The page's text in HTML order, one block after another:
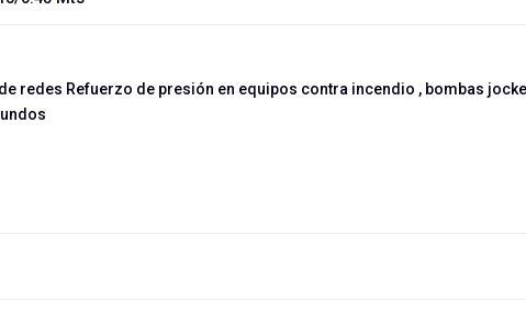
redes Refuerzo de presión en equipos contra incendio , bombas